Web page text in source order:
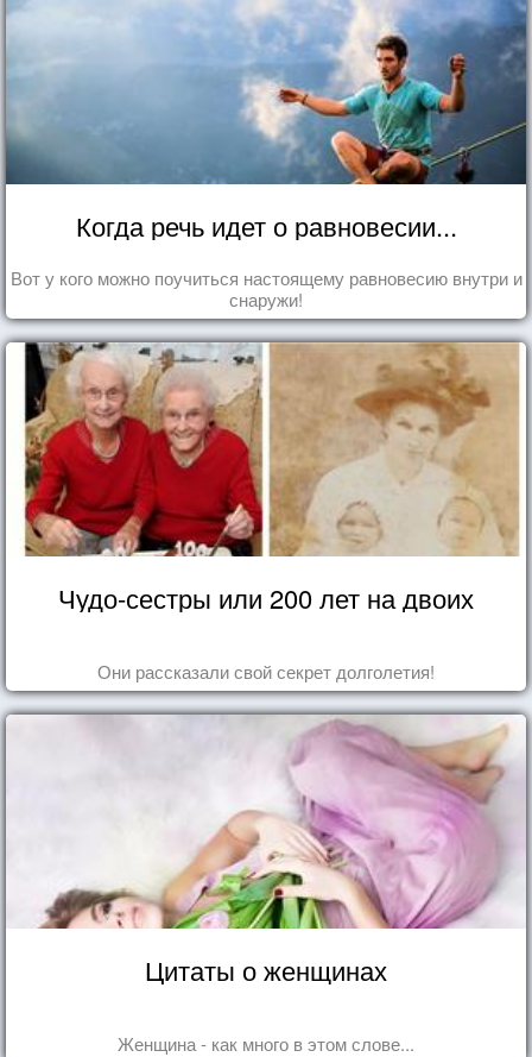
Когда речь идет о равновесии...
Вот у кого можно поучиться настоящему равновесию внутри и
снаружи!
Чудо-сестры или 200 лет на двоих
Они рассказали свой секрет долголетия!
Цитаты о женщинах
Женщина - как много в этом слове...